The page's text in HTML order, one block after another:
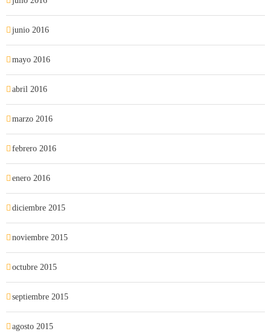
junio 2016
mayo 2016
abril 2016
marzo 2016
febrero 2016
enero 2016
diciembre 2015
noviembre 2015
octubre 2015
septiembre 2015
agosto 2015